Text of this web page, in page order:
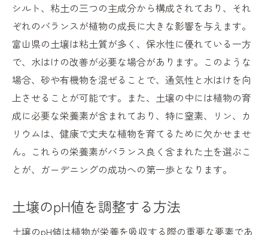
秋の収穫を楽しむためのガーデニング術
冬期の植物保護と土壌の手入れ
季節ごとの花を楽しむ庭のデザイン
富山県の四季を通じて育てるガーデニング
の魅力
富山県特有の土壌を利用した初心者向け家庭菜
園ガイド
初心者におすすめの簡単家庭菜園プラン
富山県の土を活かした育てやすい野菜
地元で手に入る資材での土作り
初心者でも安心な土壌メンテナンス方法
シルト、粘土の三つの主成分から構成されており、それ
ぞれのバランスが植物の成長に大きな影響を与えます。
富山県の土壌は粘土質が多く、保水性に優れている一方
で、水はけの改善が必要な場合があります。このような
場合、砂や有機物を混ぜることで、通気性と水はけを向
上させることが可能です。また、土壌の中には植物の育
成に必要な栄養素が含まれており、特に窒素、リン、カ
リウムは、健康で丈夫な植物を育てるために欠かせませ
ん。これらの栄養素がバランス良く含まれた土を選ぶこ
とが、ガーデニングの成功への第一歩となります。
土壌のpH値を調整する方法
土壌のpH値は植物が栄養を吸収する際の重要な要素であ